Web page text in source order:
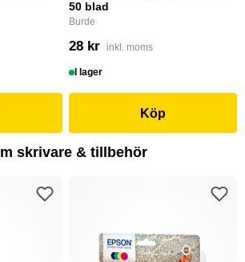
50 blad
Burde
28 kr inkl. moms
I lager
Köp
skrivare & tillbehör